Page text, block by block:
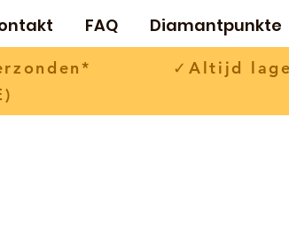
FAQ Diamantpunkte
verzonden* ✓Altijd